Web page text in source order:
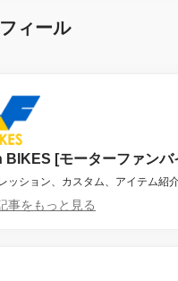
ィール
BIKES [モーターファンバ
ッション、カスタム、アイテム紹
事をもっと見る